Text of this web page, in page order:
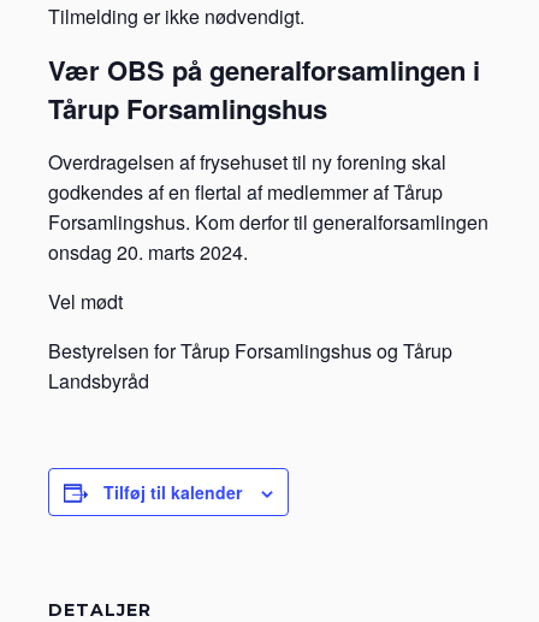
Tilmelding er ikke nødvendigt.
Vær OBS på generalforsamlingen i
Tårup Forsamlingshus
Overdragelsen af frysehuset til ny forening skal
godkendes af en flertal af medlemmer af Tårup
Forsamlingshus. Kom derfor til generalforsamlingen
onsdag 20. marts 2024.
Vel mødt
Bestyrelsen for Tårup Forsamlingshus og Tårup
Landsbyråd
Tilføj til kalender
DETALJER